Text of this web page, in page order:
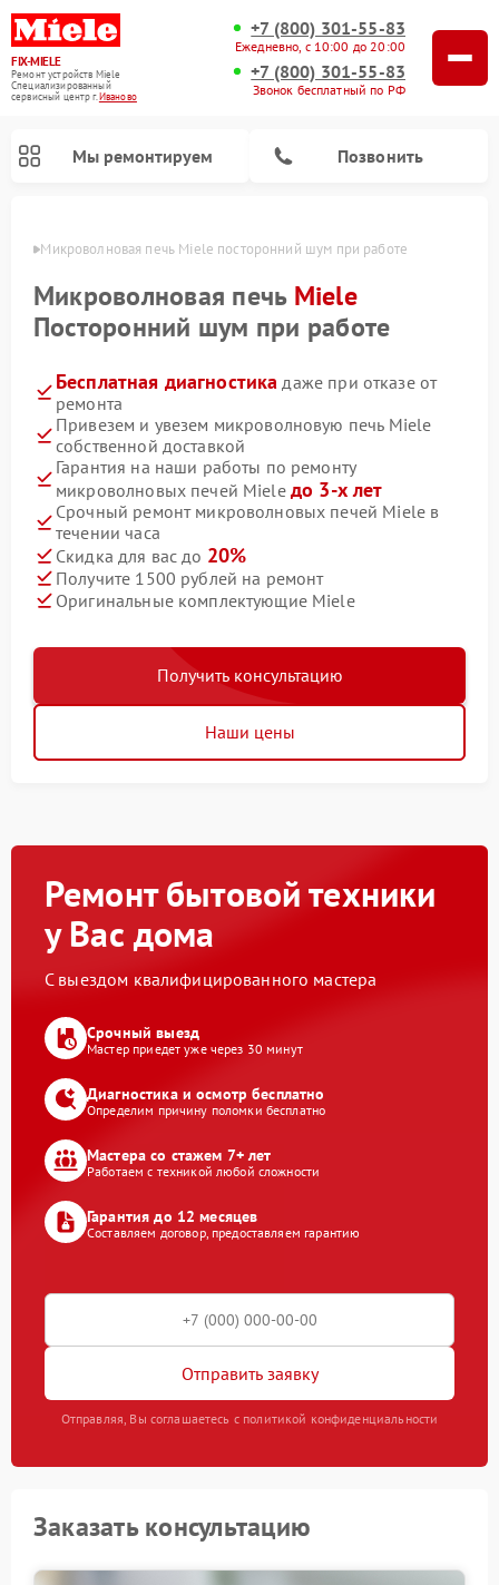
FIX-MIELE
Ремонт устройств Miele
Специализированный
cервисный центр г.Иваново
+7 (800) 301-55-83
Ежедневно, с 10:00 до 20:00
+7 (800) 301-55-83
Звонок бесплатный по РФ
Мы ремонтируем Позвонить
Микроволновая печь Miele посторонний шум при работе
Микроволновая печь Miele
Посторонний шум при работе
Бесплатная диагностика даже при отказе от
ремонта
Привезем и увезем микроволновую печь Miele
собственной доставкой
Гарантия на наши работы по ремонту
микроволновых печей Miele до 3-х лет
Срочный ремонт микроволновых печей Miele в
течении часа
Скидка для вас до 20%
Получите 1500 рублей на ремонт
Оригинальные комплектующие Miele
Получить консультацию
Наши цены
Ремонт бытовой техники
у Вас дома
С выездом квалифицированного мастера
Срочный выезд
Мастер приедет уже через 30 минут
Диагностика и осмотр бесплатно
Определим причину поломки бесплатно
Мастера со стажем 7+ лет
Работаем с техникой любой сложности
Гарантия до 12 месяцев
Составляем договор, предоставляем гарантию
Отправить заявку
Отправляя, Вы соглашаетесь с политикой конфиденциальности
Заказать консультацию